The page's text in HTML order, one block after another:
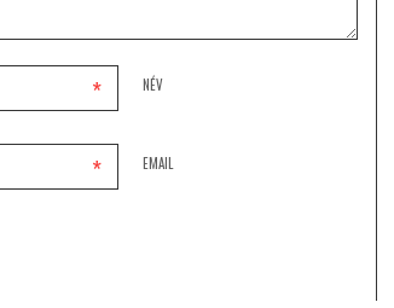
NÉV
*
EMAIL
*